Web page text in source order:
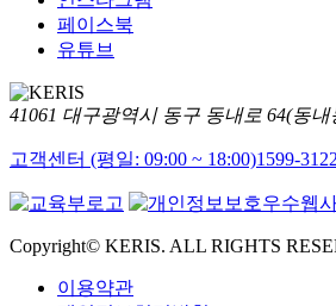
페이스북
유튜브
41061 대구광역시 동구 동내로 64(동내
고객센터 (평일: 09:00 ~ 18:00)1599-3122
Copyright© KERIS. ALL RIGHTS
이용약관